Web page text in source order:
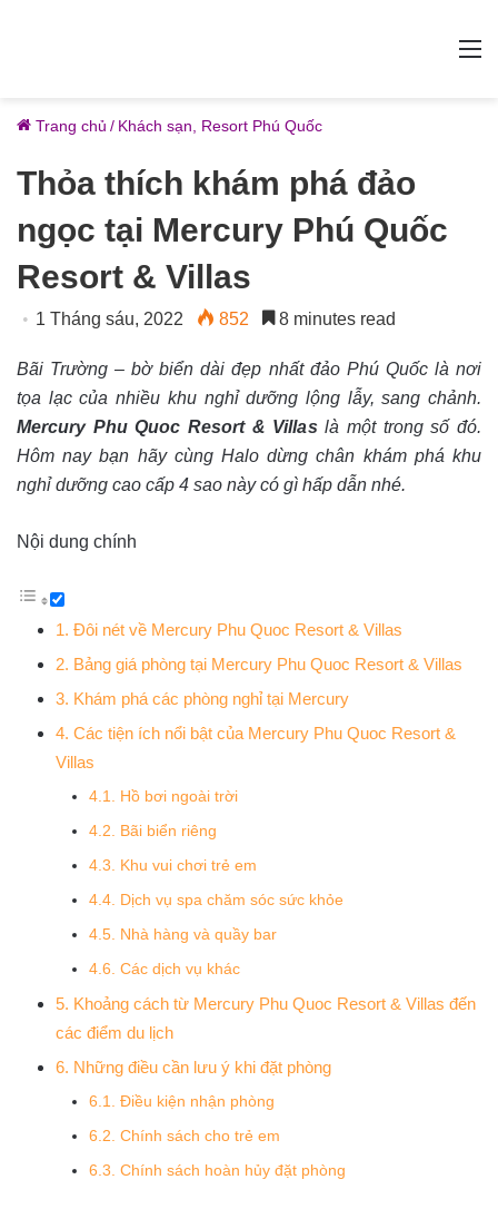
Trang chủ / Khách sạn, Resort Phú Quốc
Thỏa thích khám phá đảo
ngọc tại Mercury Phú Quốc
Resort & Villas
1 Tháng sáu, 2022 852 8 minutes read
Bãi Trường – bờ biển dài đẹp nhất đảo Phú Quốc là nơi
tọa lạc của nhiều khu nghỉ dưỡng lộng lẫy, sang chảnh.
Mercury Phu Quoc Resort & Villas là một trong số đó.
Hôm nay bạn hãy cùng Halo dừng chân khám phá khu
nghỉ dưỡng cao cấp 4 sao này có gì hấp dẫn nhé.
Nội dung chính
1. Đôi nét về Mercury Phu Quoc Resort & Villas
2. Bảng giá phòng tại Mercury Phu Quoc Resort & Villas
3. Khám phá các phòng nghỉ tại Mercury
4. Các tiện ích nổi bật của Mercury Phu Quoc Resort &
Villas
4.1. Hồ bơi ngoài trời
4.2. Bãi biển riêng
4.3. Khu vui chơi trẻ em
4.4. Dịch vụ spa chăm sóc sức khỏe
4.5. Nhà hàng và quầy bar
4.6. Các dịch vụ khác
5. Khoảng cách từ Mercury Phu Quoc Resort & Villas đến
các điểm du lịch
6. Những điều cần lưu ý khi đặt phòng
6.1. Điều kiện nhận phòng
6.2. Chính sách cho trẻ em
6.3. Chính sách hoàn hủy đặt phòng